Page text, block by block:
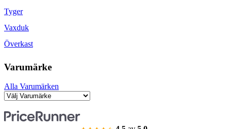
Tyger
Vaxduk
Överkast
Varumärke
Alla Varumärken